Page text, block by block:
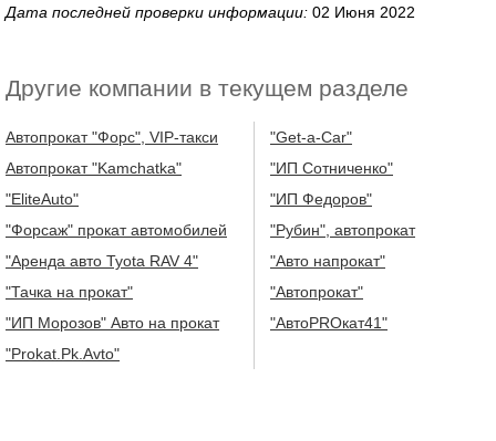
Дата последней проверки информации: 02 Июня 2022
Другие компании в текущем разделе
Автопрокат "Форс", VIP-такси
Автопрокат "Kamchatka"
"EliteAuto"
"Форсаж" прокат автомобилей
"Аренда авто Tyota RAV 4"
"Тачка на прокат"
"ИП Морозов" Авто на прокат
"Prokat.Pk.Avto"
"Get-a-Car"
"ИП Сотниченко"
"ИП Федоров"
"Рубин", автопрокат
"Авто напрокат"
"Автопрокат"
"АвтоPROкат41"